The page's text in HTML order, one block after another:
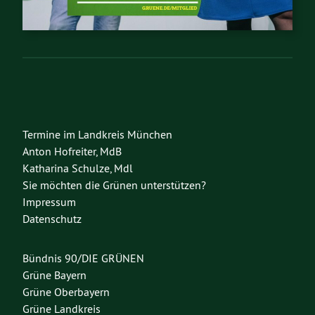
Termine im Landkreis München
Anton Hofreiter, MdB
Katharina Schulze, Mdl
Sie möchten die Grünen unterstützen?
Impressum
Datenschutz
Bündnis 90/DIE GRÜNEN
Grüne Bayern
Grüne Oberbayern
Grüne Landkreis